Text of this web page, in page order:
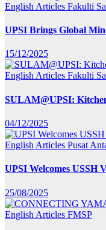
English Articles Fakulti
UPSI Brings Global
15/12/2025
English Articles Fakulti
SULAM@UPSI:
04/12/2025
English Articles Pusat
UPSI Welcomes USSH
25/08/2025
English Articles FMSP